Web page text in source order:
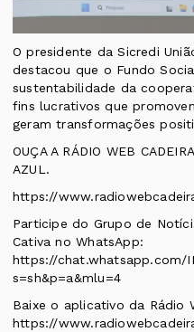
O presidente da Sicredi
destacou que o Fundo
sustentabilidade da
fins lucrativos que
geram transformações
OUÇA A RÁDIO WEB
AZUL.
https://
Participe do Grupo de
Cativa no WhatsApp:
https://chat.whatsapp.com/
s=sh&p=a&mlu=4
Baixe o aplicativo da Rádio
https://